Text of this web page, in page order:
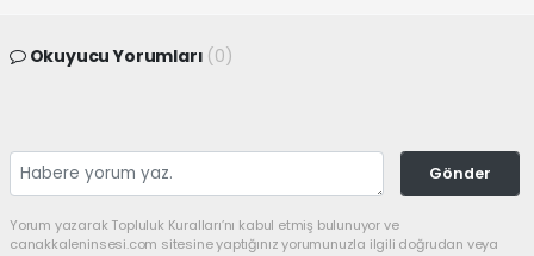
Okuyucu Yorumları (0)
Gönder
Yorum yazarak Topluluk Kuralları’nı kabul etmiş bulunuyor ve
canakkaleninsesi.com sitesine yaptığınız yorumunuzla ilgili doğrudan veya